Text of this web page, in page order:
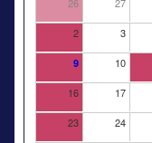
2 3
9 10
16 17
23 24